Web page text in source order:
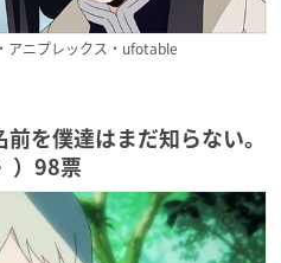
アニプレックス・ufotable
を僕達はまだ知らない。
）98票